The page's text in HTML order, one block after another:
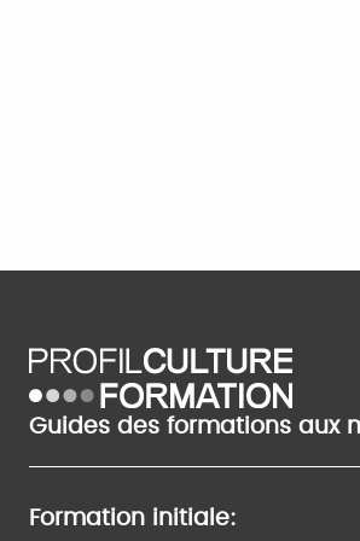
Guides des formations aux
Formation initiale: